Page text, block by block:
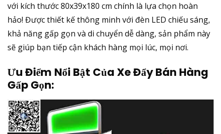
với kích thước 80x39x180 cm chính là lựa chọn hoàn
hảo! Được thiết kế thông minh với đèn LED chiếu sáng,
khả năng gấp gọn và di chuyển dễ dàng, sản phẩm này
sẽ giúp bạn tiếp cận khách hàng mọi lúc, mọi nơi.
Ưu Điểm Nổi Bật Của Xe Đẩy Bán Hàng
Gấp Gọn: